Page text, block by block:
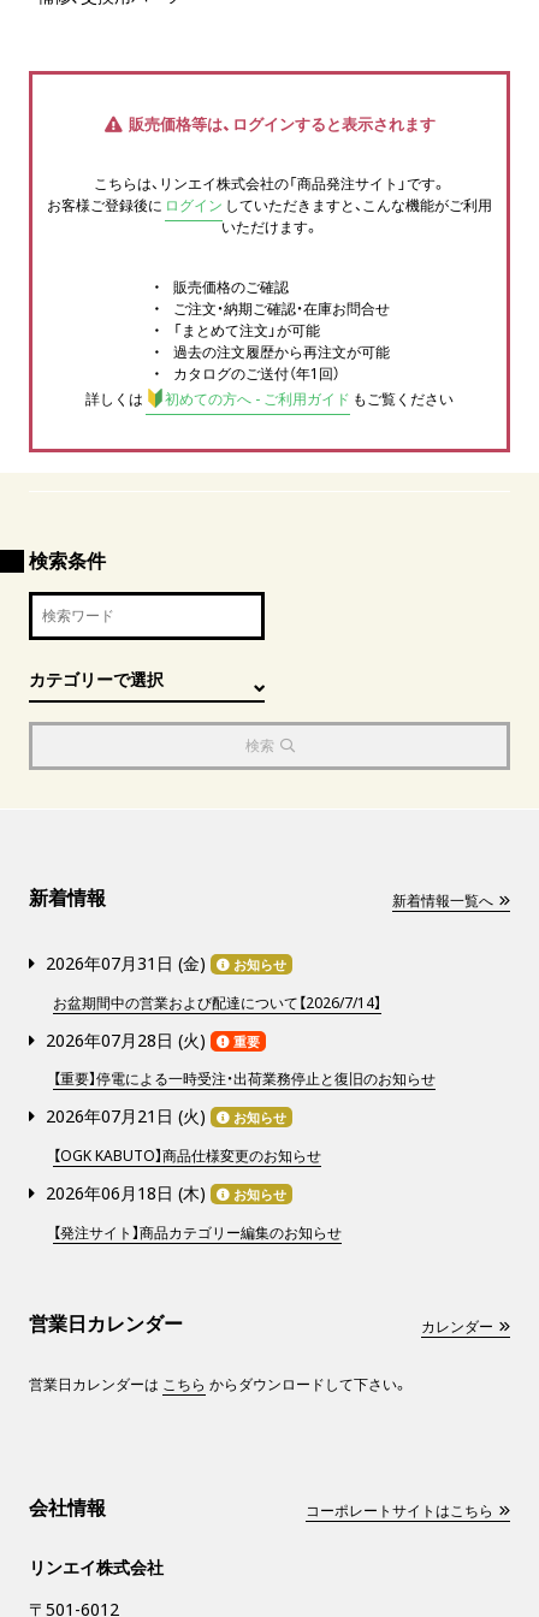
販売価格等は、ログインすると表示されます
こちらは、リンエイ株式会社の「商品発注サイト」です。
お客様ご登録後に ログイン していただきますと、こんな機能がご利用
いただけます。
販売価格のご確認
ご注文・納期ご確認・在庫お問合せ
「まとめて注文」が可能
過去の注文履歴から再注文が可能
カタログのご送付（年1回）
詳しくは
初めての方へ - ご利用ガイド もご覧ください
検索条件
検索
新着情報 新着情報一覧へ
2026年07月31日 (金) お知らせ
お盆期間中の営業および配達について【2026/7/14】
2026年07月28日 (火) 重要
【重要】停電による一時受注・出荷業務停止と復旧のお知らせ
2026年07月21日 (火) お知らせ
【OGK KABUTO】商品仕様変更のお知らせ
2026年06月18日 (木) お知らせ
【発注サイト】商品カテゴリー編集のお知らせ
営業日カレンダー カレンダー
営業日カレンダーは こちら からダウンロードして下さい。
会社情報 コーポレートサイトはこちら
リンエイ株式会社
〒501-6012